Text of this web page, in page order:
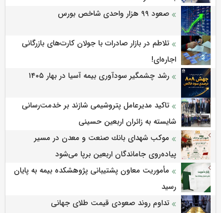
صعود ۹۹ هزار واحدی شاخص بورس
تلاطم در بازار صادرات با جولان کارت‌های بازرگانی
اجاره‌ای!
رشد چشمگیر سودآوری بیمه آسیا در بهار ۱۴۰۵
تاکید مدیرعامل پتروشیمی شازند بر خدمت‌رسانی
شایسته به زائران اربعین حسینی
موكب شهدای بانك صنعت و معدن در مسیر
پیاده‌روی جاماندگان اربعین برپا می‌شود
مأموریت معاون پشتیبانی پژوهشكده بیمه به پایان
رسید
تداوم روند صعودی قیمت طلای جهانی